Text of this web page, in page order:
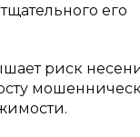
его
риск